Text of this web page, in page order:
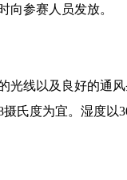
向参赛人员发放。
光线以及良好的通风
氏度为宜。湿度以